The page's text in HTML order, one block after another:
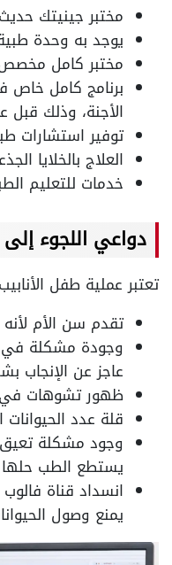
مختبر جينيتك
يوجد به وحدة
مختبر كامل مخصص
برنامج كامل
الأجنة، وذلك قبل
توفير استشارات
العلاج بالخلايا
خدمات للتعليم
دواعي اللجوء
تعتبر عملية طفل
تقدم سن الأم
وجودة مشكلة في
عاجز عن الإنجاب
ظهور تشوهات في
قلة عدد الحيوانات
وجود مشكلة تعيق
يستطع الطب
انسداد قناة
يمنع وصول